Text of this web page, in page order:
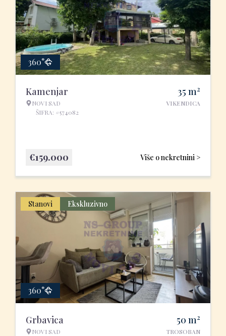
360°
Kamenjar
NOVI SAD
ŠIFRA: #574082
35 m2
VIKENDICA
Više o nekretnini >
€159.000
Stanovi Ekskluzivno
360°
Grbavica
NOVI SAD
50 m2
TROSOBAN